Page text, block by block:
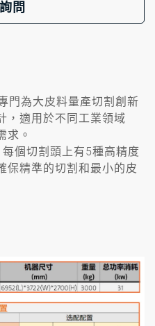
問
門為⼤⽪料量產切割創新
，適⽤於不同⼯業領域
求。
個切割頭上有5種⾼精度
保精準的切割和最⼩的⽪